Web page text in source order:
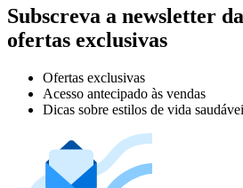
Subscreva a newsletter
ofertas exclusivas
Ofertas exclusivas
Acesso antecipado às vendas
Dicas sobre estilos de vida